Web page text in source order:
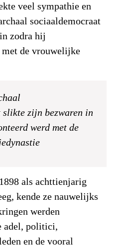
veel sympathie en
sociaaldemocraat
zodra hij
met de vrouwelijke
zijn bezwaren in
werd met de
als achttienjarig
kende ze nauwelijks
werden
adel, politici,
en de vooral